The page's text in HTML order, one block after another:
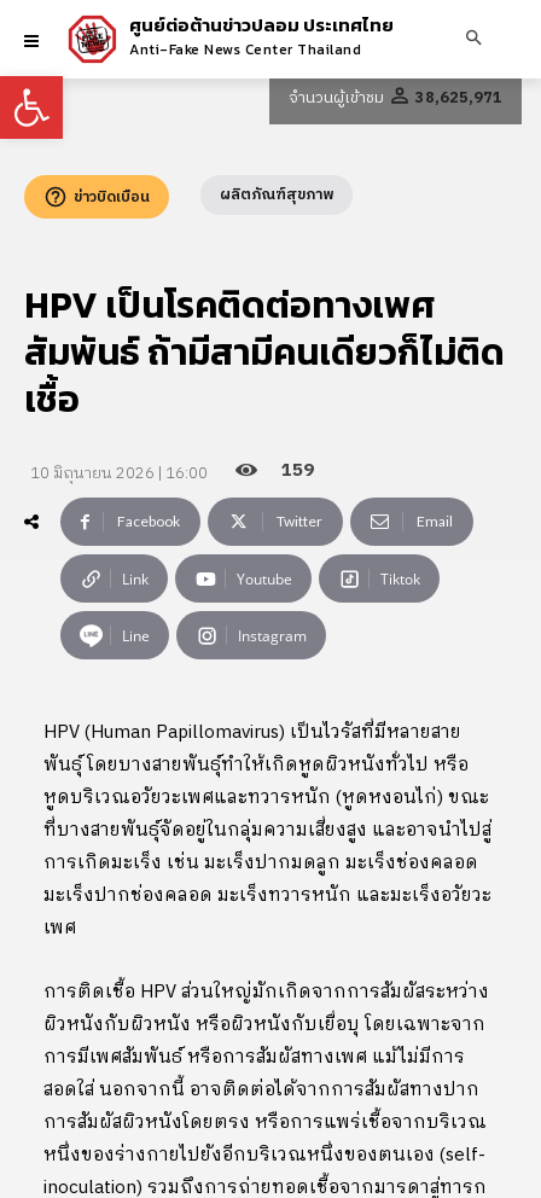
Open toolbar
ศูนย์ต่อต้านข่าวปลอม ประเทศไทย
Anti-Fake News Center Thailand
จำนวนผู้เข้าชม 38,625,971
ข่าวบิดเบือน ผลิตภัณฑ์สุขภาพ
HPV เป็นโรคติดต่อทางเพศ
สัมพันธ์ ถ้ามีสามีคนเดียวก็ไม่ติด
เชื้อ
10 มิถุนายน 2026 | 16:00 159
Facebook Twitter Email
Link Youtube Tiktok
Line Instagram
HPV (Human Papillomavirus) เป็นไวรัสที่มีหลายสาย
พันธุ์ โดยบางสายพันธุ์ทำให้เกิดหูดผิวหนังทั่วไป หรือ
หูดบริเวณอวัยวะเพศและทวารหนัก (หูดหงอนไก่) ขณะ
ที่บางสายพันธุ์จัดอยู่ในกลุ่มความเสี่ยงสูง และอาจนำไปสู่
การเกิดมะเร็ง เช่น มะเร็งปากมดลูก มะเร็งช่องคลอด
มะเร็งปากช่องคลอด มะเร็งทวารหนัก และมะเร็งอวัยวะ
เพศ
การติดเชื้อ HPV ส่วนใหญ่มักเกิดจากการสัมผัสระหว่าง
ผิวหนังกับผิวหนัง หรือผิวหนังกับเยื่อบุ โดยเฉพาะจาก
การมีเพศสัมพันธ์ หรือการสัมผัสทางเพศ แม้ไม่มีการ
สอดใส่ นอกจากนี้ อาจติดต่อได้จากการสัมผัสทางปาก
การสัมผัสผิวหนังโดยตรง หรือการแพร่เชื้อจากบริเวณ
หนึ่งของร่างกายไปยังอีกบริเวณหนึ่งของตนเอง (self-
inoculation) รวมถึงการถ่ายทอดเชื้อจากมารดาสู่ทารก